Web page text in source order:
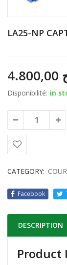
LA25-NP
Disponibilité: in
CATEGORY:
Facebook
DESCRIPTION